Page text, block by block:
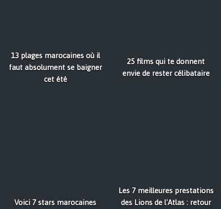
13 plages marocaines où il
faut absolument se baigner
cet été
25 films qui te donnent
envie de rester célibataire
Voici 7 stars marocaines
Les 7 meilleures prestations
des Lions de l'Atlas : retour